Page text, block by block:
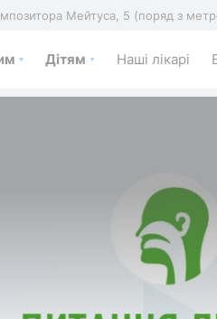
Мейтуса, 5 (поряд з
Дітям Наші лікарі